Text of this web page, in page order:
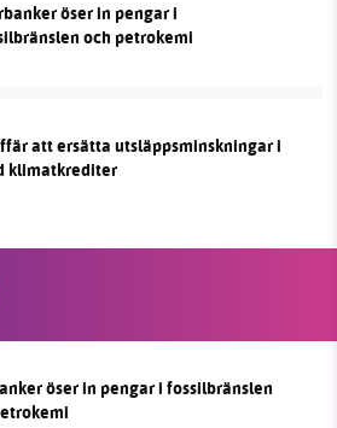
öser in pengar i
och petrokemi
att ersätta utsläppsminskningar i
klimatkrediter
öser in pengar i fossilbränslen